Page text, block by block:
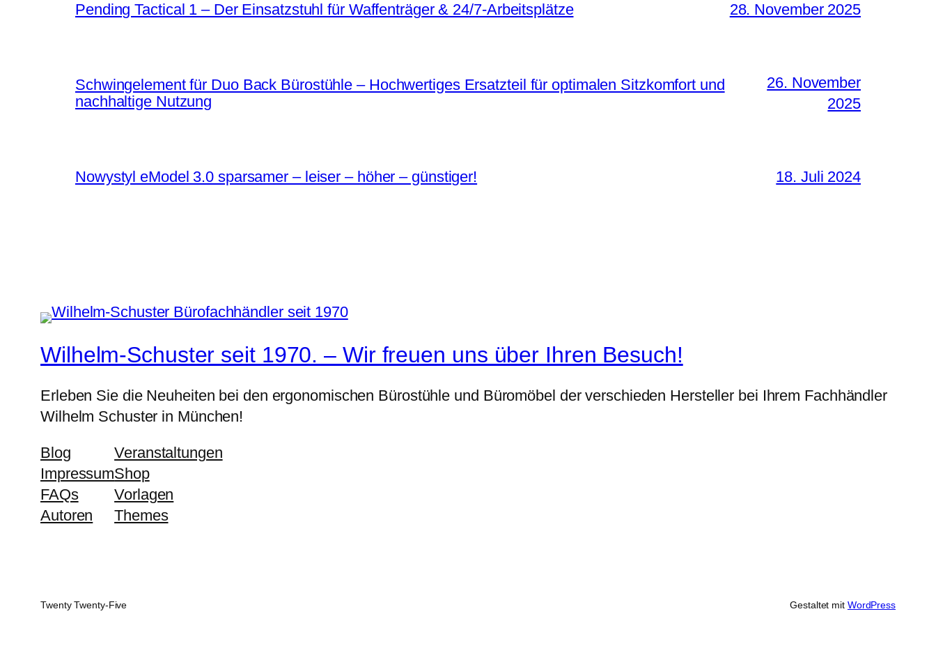
Pending Tactical 1 – Der Einsatzstuhl für Waffenträger & 24/7-Arbeitsplätze 28. November 2025
Schwingelement für Duo Back Bürostühle – Hochwertiges Ersatzteil für optimalen Sitzkomfort und
nachhaltige Nutzung
26. November
2025
Nowystyl eModel 3.0 sparsamer – leiser – höher – günstiger! 18. Juli 2024
Wilhelm-Schuster seit 1970. – Wir freuen uns über Ihren Besuch!
Erleben Sie die Neuheiten bei den ergonomischen Bürostühle und Büromöbel der verschieden Hersteller bei Ihrem Fachhändler
Wilhelm Schuster in München!
Blog
Impressum
FAQs
Autoren
Veranstaltungen
Shop
Vorlagen
Themes
Twenty Twenty-Five Gestaltet mit WordPress